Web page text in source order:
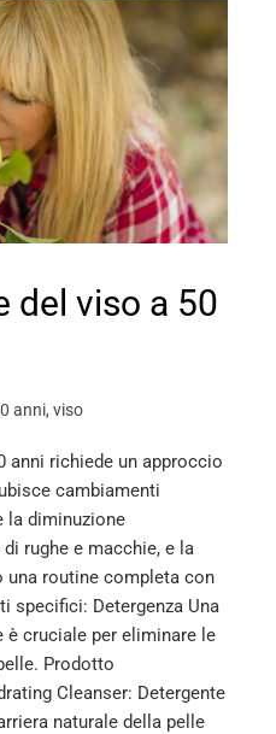
del viso a 50
anni, viso
anni richiede un approccio
cambiamenti
la diminuzione
rughe e macchie, e la
una routine completa con
specifici: Detergenza Una
cruciale per eliminare le
Prodotto
Cleanser: Detergente
naturale della pelle